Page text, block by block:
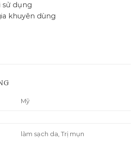
sử dụng
khuyên dùng
Mỹ
làm sạch da, Trị mụn